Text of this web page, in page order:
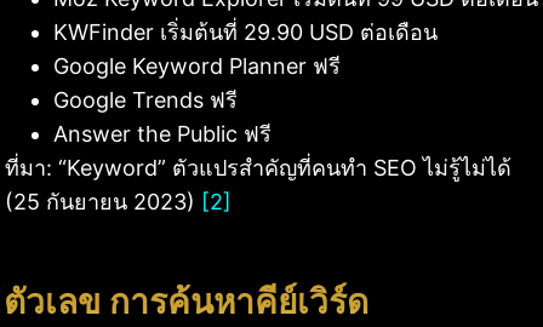
KWFinder เริ่มต้นที่ 29.90 USD ต่อเดือน
Google Keyword Planner ฟรี
Google Trends ฟรี
Answer the Public ฟรี
ที่มา: “Keyword” ตัวแปรสำคัญที่คนทำ SEO ไม่รู้ไม่ได้
(25 กันยายน 2023) [2]
ตัวเลข การค้นหาคีย์เวิร์ด